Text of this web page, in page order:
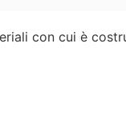
con cui è